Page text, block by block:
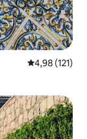
Gemiddelde
4,98 (121)